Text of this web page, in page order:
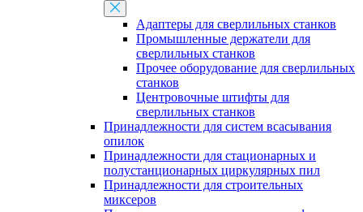
Адаптеры для сверлильных станков
Промышленные держатели для
сверлильных станков
Прочее оборудование для сверлильных
станков
Центровочные штифты для
сверлильных станков
Принадлежности для систем всасывания
опилок
Принадлежности для стационарных и
полустанционарных циркулярных пил
Принадлежности для строительных
миксеров